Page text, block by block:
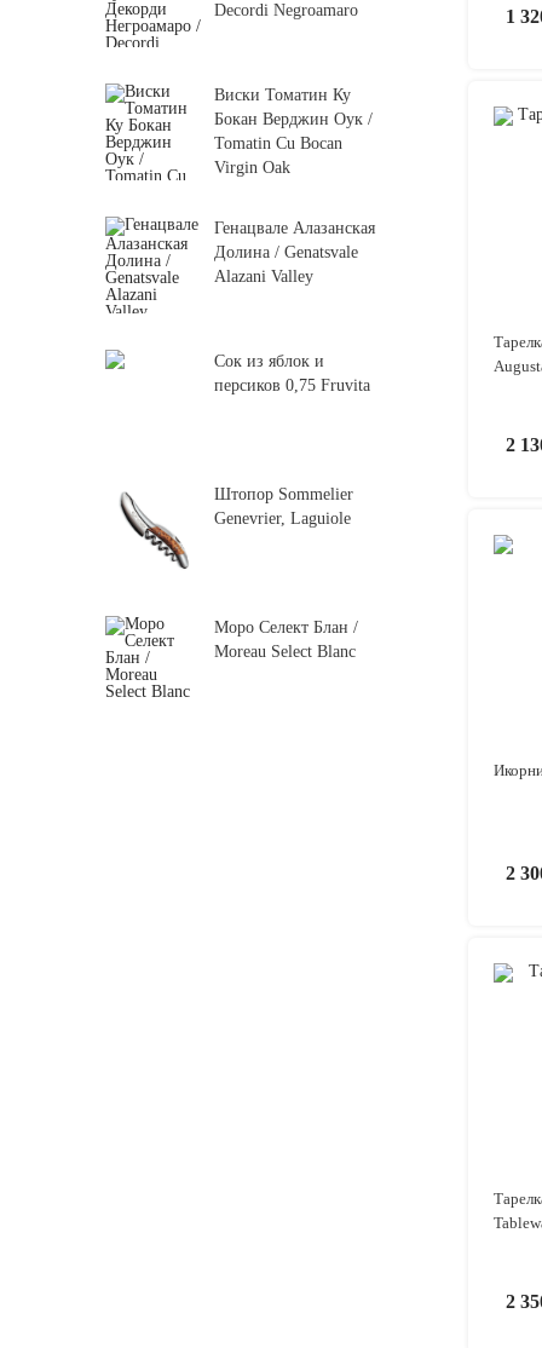
Decordi Negroamaro
Виски Томатин Ку
Бокан Верджин Оук /
Tomatin Cu Bocan
Virgin Oak
Генацвале Алазанская
Долина / Genatsvale
Alazani Valley
Сок из яблок и
персиков 0,75 Fruvita
Штопор Sommelier
Genevrier, Laguiole
Моро Селект Блан /
Moreau Select Blanc
1
2
2
2